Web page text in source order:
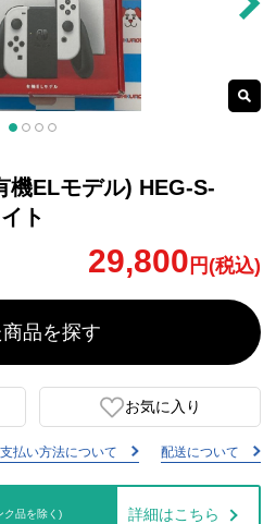
ELモデル) HEG-S-
ト
29,800 円(税込)
品を探す
お気に入り
払い方法について 配送について
ク品を除く) 詳細はこちら